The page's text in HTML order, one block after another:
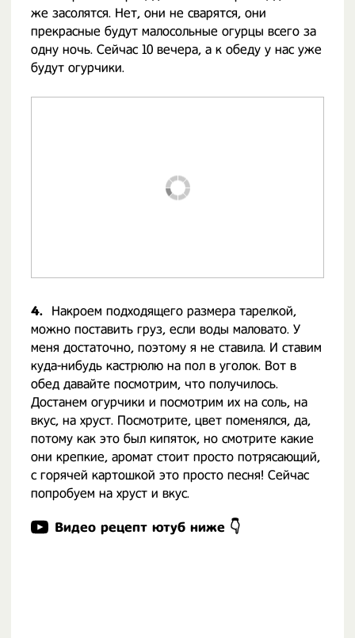
же засолятся. Нет, они не сварятся, они
прекрасные будут малосольные огурцы всего за
одну ночь. Сейчас 10 вечера, а к обеду у нас уже
будут огурчики.
4.
Накроем подходящего размера тарелкой,
можно поставить груз, если воды маловато. У
меня достаточно, поэтому я не ставила. И ставим
куда-нибудь кастрюлю на пол в уголок. Вот в
обед давайте посмотрим, что получилось.
Достанем огурчики и посмотрим их на соль, на
вкус, на хруст. Посмотрите, цвет поменялся, да,
потому как это был кипяток, но смотрите какие
они крепкие, аромат стоит просто потрясающий,
с горячей картошкой это просто песня! Сейчас
попробуем на хруст и вкус.
Видео рецепт ютуб ниже 👇